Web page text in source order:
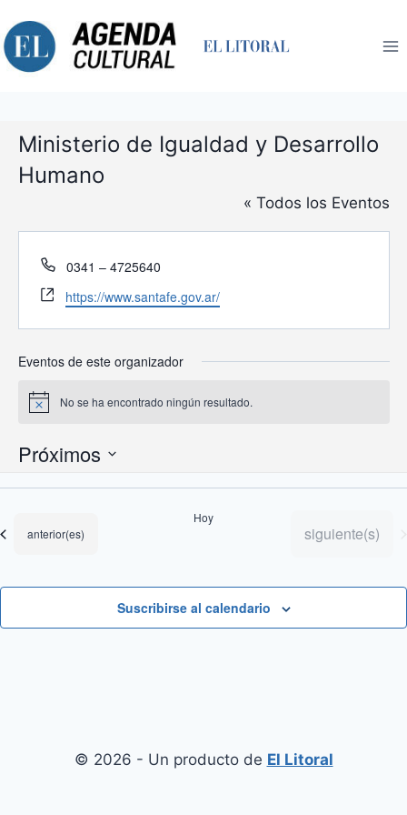
al
contenido
Ministerio de Igualdad y Desarrollo
Humano
« Todos los Eventos
Teléfono
0341 – 4725640
Website
https://www.santafe.gov.ar/
Eventos de este organizador
Aviso No se ha encontrado ningún resultado.
Próximos
fecha.
Eventos
anterior(es)
Hoy
Eventos
siguiente(s)
Suscribirse al calendario
© 2026 - Un producto de El Litoral